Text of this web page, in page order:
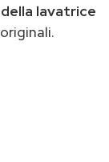
della lavatrice